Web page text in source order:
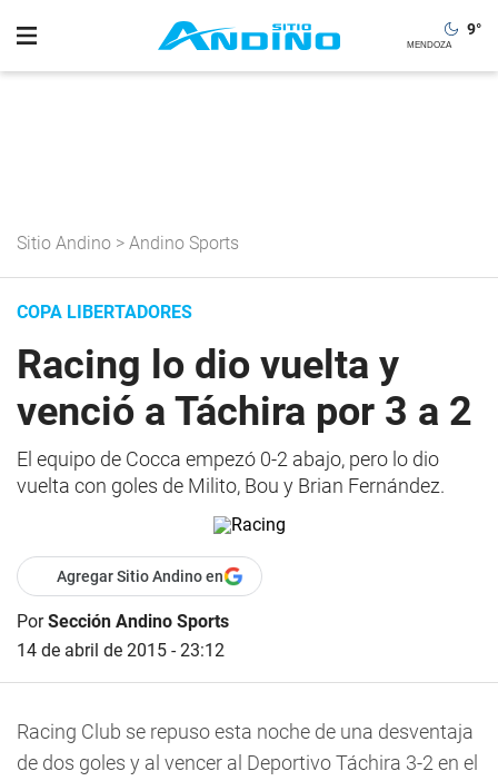
9°
Sitio Andino > Andino Sports
COPA LIBERTADORES
Racing lo dio vuelta y
venció a Táchira por 3 a 2
El equipo de Cocca empezó 0-2 abajo, pero lo dio
vuelta con goles de Milito, Bou y Brian Fernández.
Agregar Sitio Andino en
PorSección Andino Sports
14 de abril de 2015 - 23:12
Racing Club se repuso esta noche de una desventaja
de dos goles y al vencer al Deportivo Táchira 3-2 en el